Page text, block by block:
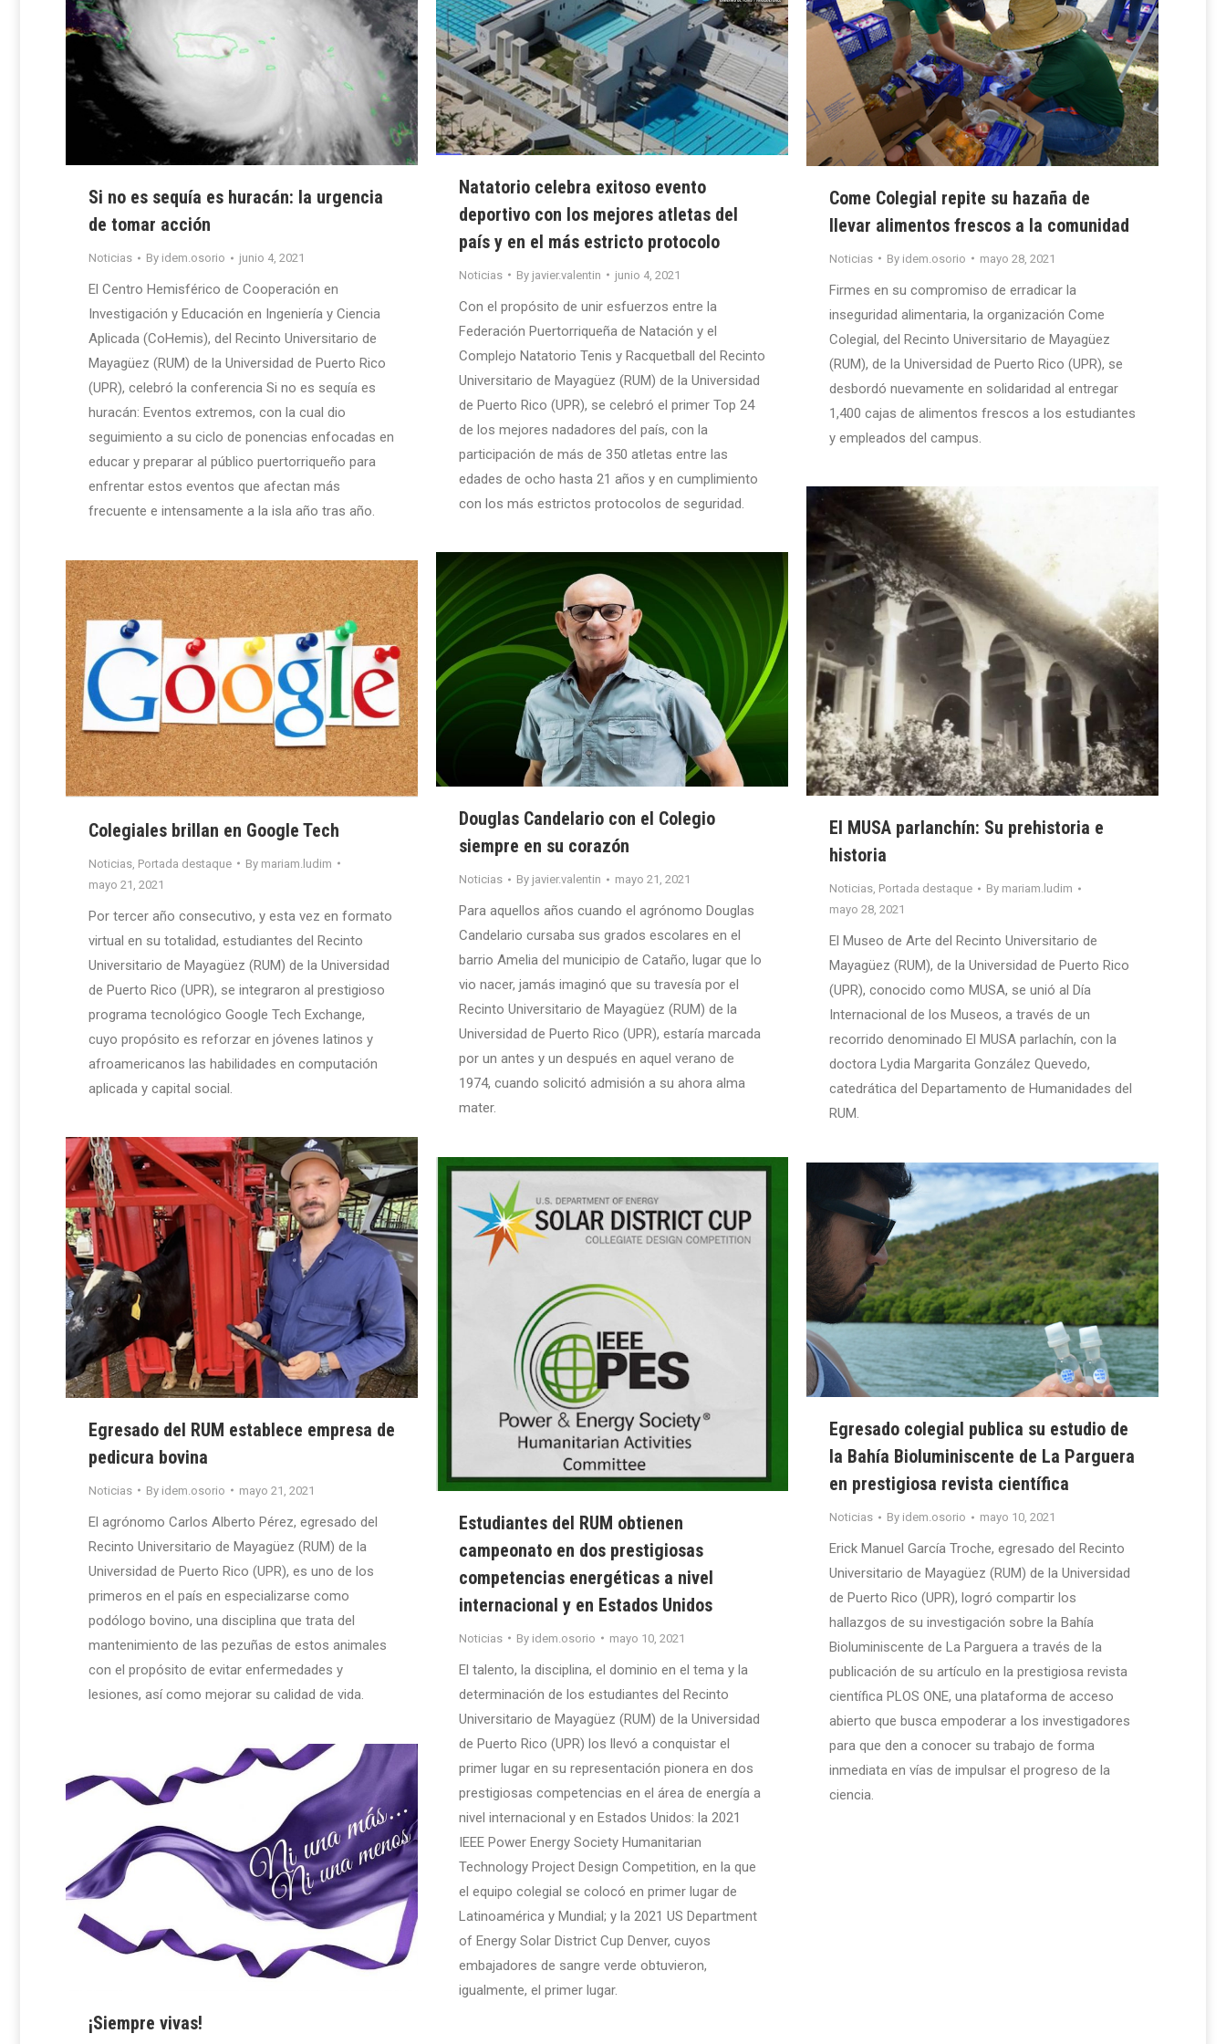
Si no es sequía es huracán: la urgencia
de tomar acción
Noticias By idem.osorio junio 4, 2021
El Centro Hemisférico de Cooperación en
Investigación y Educación en Ingeniería y Ciencia
Aplicada (CoHemis), del Recinto Universitario de
Mayagüez (RUM) de la Universidad de Puerto Rico
(UPR), celebró la conferencia Si no es sequía es
huracán: Eventos extremos, con la cual dio
seguimiento a su ciclo de ponencias enfocadas en
educar y preparar al público puertorriqueño para
enfrentar estos eventos que afectan más
frecuente e intensamente a la isla año tras año.
Natatorio celebra exitoso evento
deportivo con los mejores atletas del
país y en el más estricto protocolo
Noticias By javier.valentin junio 4, 2021
Con el propósito de unir esfuerzos entre la
Federación Puertorriqueña de Natación y el
Complejo Natatorio Tenis y Racquetball del Recinto
Universitario de Mayagüez (RUM) de la Universidad
de Puerto Rico (UPR), se celebró el primer Top 24
de los mejores nadadores del país, con la
participación de más de 350 atletas entre las
edades de ocho hasta 21 años y en cumplimiento
con los más estrictos protocolos de seguridad.
Come Colegial repite su hazaña de
llevar alimentos frescos a la comunidad
Noticias By idem.osorio mayo 28, 2021
Firmes en su compromiso de erradicar la
inseguridad alimentaria, la organización Come
Colegial, del Recinto Universitario de Mayagüez
(RUM), de la Universidad de Puerto Rico (UPR), se
desbordó nuevamente en solidaridad al entregar
1,400 cajas de alimentos frescos a los estudiantes
y empleados del campus.
El MUSA parlanchín: Su prehistoria e
historia
Noticias, Portada destaque By mariam.ludim
mayo 28, 2021
El Museo de Arte del Recinto Universitario de
Mayagüez (RUM), de la Universidad de Puerto Rico
(UPR), conocido como MUSA, se unió al Día
Internacional de los Museos, a través de un
recorrido denominado El MUSA parlachín, con la
doctora Lydia Margarita González Quevedo,
catedrática del Departamento de Humanidades del
RUM.
Douglas Candelario con el Colegio
siempre en su corazón
Noticias By javier.valentin mayo 21, 2021
Para aquellos años cuando el agrónomo Douglas
Candelario cursaba sus grados escolares en el
barrio Amelia del municipio de Cataño, lugar que lo
vio nacer, jamás imaginó que su travesía por el
Recinto Universitario de Mayagüez (RUM) de la
Universidad de Puerto Rico (UPR), estaría marcada
por un antes y un después en aquel verano de
1974, cuando solicitó admisión a su ahora alma
mater.
Colegiales brillan en Google Tech
Noticias Portada destaque By mariam.ludim
mayo 21, 2021
Por tercer año consecutivo, y esta vez en formato
virtual en su totalidad, estudiantes del Recinto
Universitario de Mayagüez (RUM) de la Universidad
de Puerto Rico (UPR), se integraron al prestigioso
programa tecnológico Google Tech Exchange,
cuyo propósito es reforzar en jóvenes latinos y
afroamericanos las habilidades en computación
aplicada y capital social.
Egresado del RUM establece empresa de
pedicura bovina
Noticias By idem.osorio mayo 21, 2021
El agrónomo Carlos Alberto Pérez, egresado del
Recinto Universitario de Mayagüez (RUM) de la
Universidad de Puerto Rico (UPR), es uno de los
primeros en el país en especializarse como
podólogo bovino, una disciplina que trata del
mantenimiento de las pezuñas de estos animales
con el propósito de evitar enfermedades y
lesiones, así como mejorar su calidad de vida.
Estudiantes del RUM obtienen
campeonato en dos prestigiosas
competencias energéticas a nivel
internacional y en Estados Unidos
Noticias By idem.osorio mayo 10, 2021
El talento, la disciplina, el dominio en el tema y la
determinación de los estudiantes del Recinto
Universitario de Mayagüez (RUM) de la Universidad
de Puerto Rico (UPR) los llevó a conquistar el
primer lugar en su representación pionera en dos
prestigiosas competencias en el área de energía a
nivel internacional y en Estados Unidos: la 2021
IEEE Power Energy Society Humanitarian
Technology Project Design Competition, en la que
el equipo colegial se colocó en primer lugar de
Latinoamérica y Mundial; y la 2021 US Department
of Energy Solar District Cup Denver, cuyos
embajadores de sangre verde obtuvieron,
igualmente, el primer lugar.
Egresado colegial publica su estudio de
la Bahía Bioluminiscente de La Parguera
en prestigiosa revista científica
Noticias By idem.osorio mayo 10, 2021
Erick Manuel García Troche, egresado del Recinto
Universitario de Mayagüez (RUM) de la Universidad
de Puerto Rico (UPR), logró compartir los
hallazgos de su investigación sobre la Bahía
Bioluminiscente de La Parguera a través de la
publicación de su artículo en la prestigiosa revista
científica PLOS ONE, una plataforma de acceso
abierto que busca empoderar a los investigadores
para que den a conocer su trabajo de forma
inmediata en vías de impulsar el progreso de la
ciencia.
¡Siempre vivas!